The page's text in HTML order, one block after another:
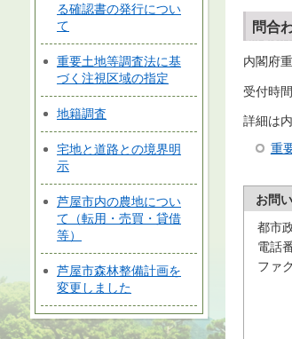
る確認書の発行につい
て
重要土地等調査法に基
づく注視区域の指定
地籍調査
宅地と道路との境界明
示
芦屋市内の農地につい
て（転用・売買・貸借
等）
芦屋市森林整備計画を
変更しました
問合
内閣府
受付時
詳細は
重
お問
都市
電話
ファ